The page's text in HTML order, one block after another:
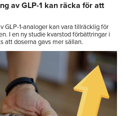
av GLP-1 kan räcka för att
GLP-1-analoger kan vara tillräcklig för
I en ny studie kvarstod förbättringar i
att doserna gavs mer sällan.